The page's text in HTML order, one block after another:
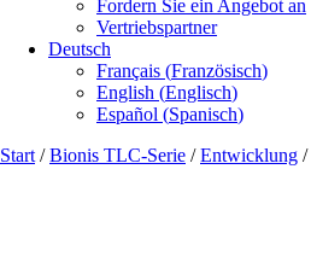
Fordern Sie ein Angebot an
Vertriebspartner
Deutsch
Français (Französisch)
English (Englisch)
Español (Spanisch)
Start /Bionis TLC-Serie /Entwicklung /